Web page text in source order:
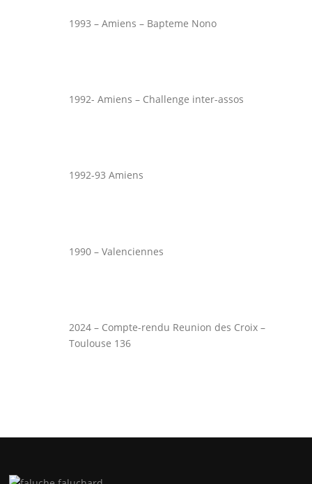
1993 – Amiens – Bapteme Nono
1992- Amiens – Challenge inter-assos
1992-93 Amiens
1990 – Valenciennes
2024 – Compte-rendu Reunion des Croix –
Toulouse 136